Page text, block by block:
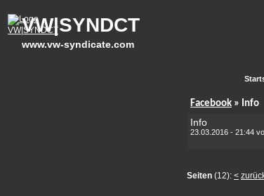
VW|SYNDCT
www.vw-syndicate.com
Facebook » Info
Info
23.03.2016 - 21:44
Seiten (12): <